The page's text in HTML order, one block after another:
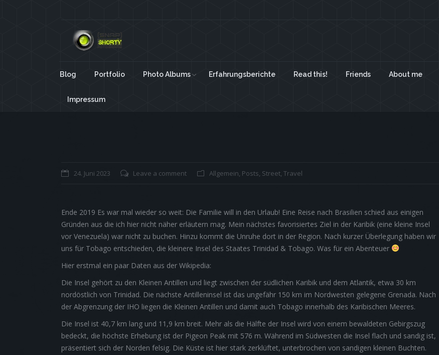
Blog Portfolio Photo Albums Erfahrungsberichte Read this! Friends About me
Impressum
24. Juni 2023 Leave a comment Allgemein, Posts, Street, Travel
Ende 2019 Es war mal wieder so weit: Die Familie will in den Urlaub! Eine Reise nach Brasilien schied aus einigen
Gründen aus die ich hier nicht näher erläutern mag. Mein nächstes favorisiertes Ziel in der Karibik (eine kleine Insel
vor Venezuela) war nicht zu buchen. Hinzu kommt die Unruhe dort in der Region. Nach kurzer Überlegung haben wir
uns für Tobago entschieden, die kleinere Insel des Staates Trinidad & Tobago. Was für ein Abenteuer
Hier erstmal ein paar Daten aus der Wikipedia:
Die Insel gehört zu den Kleinen Antillen und liegt zwischen der südlichen Karibik und dem Atlantik, etwa 30 km
nordöstlich von Trinidad. Die nächste Antilleninsel ist das ungefähr 150 km im Nordwesten gelegene Grenada. Nach
der Abgrenzung der IHO liegen die Kleinen Antillen und damit auch Tobago innerhalb des Karibischen Meeres.
Die Insel ist 40,7 km lang und 11,9 km breit. Mehr als die Hälfte der Insel wird von einem bewaldeten Gebirgszug
bedeckt, die höchste Erhebung ist der Pigeon Peak mit 576 m. Während im Südwesten die Insel flach und sandig ist,
präsentiert sich der Norden felsig. Die Küste ist hier stark zerklüftet, unterbrochen von sandigen kleinen Buchten.